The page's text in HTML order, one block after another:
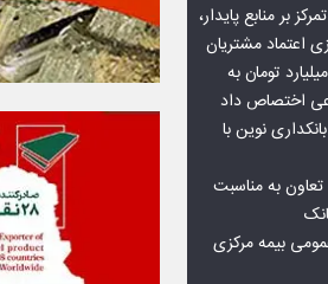
بر منابع پایدار،
اعتماد مشتریان
بانک مهر ایران بیش از ۷۰ میلیارد تومان به
اختصاص داد
نوین با
به مناسبت
بیمه مرکزی